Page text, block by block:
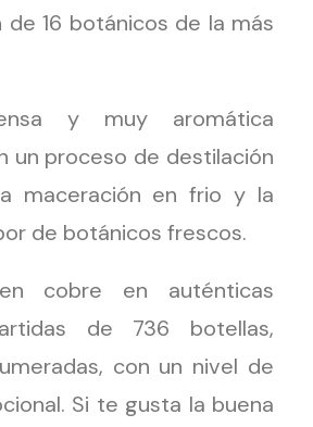
de 16 botánicos de la más
y muy aromática
un proceso de destilación
maceración en frio y la
de botánicos frescos.
cobre en auténticas
de 736 botellas,
con un nivel de
Si te gusta la buena